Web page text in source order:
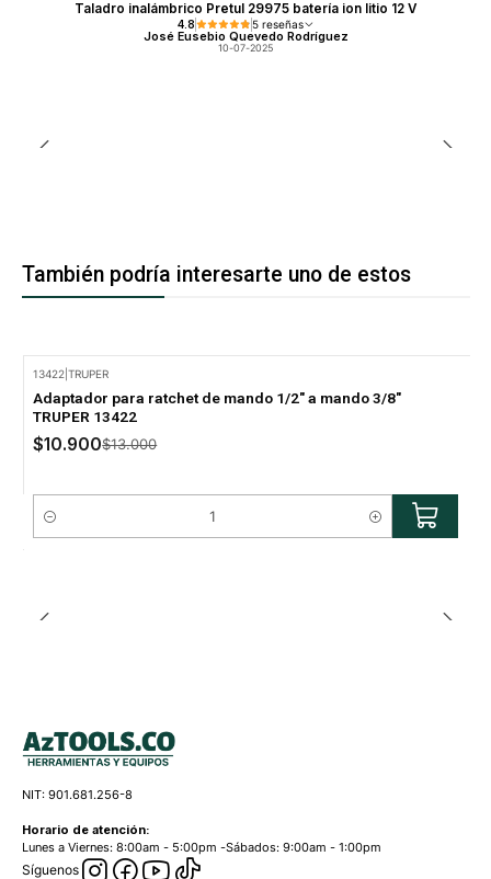
Taladro inalámbrico Pretul 29975 batería ion litio 12 V
4.8 5 reseñas
José Eusebio Quevedo Rodríguez
10-07-2025
También podría interesarte uno de estos
13422 |TRUPER
Adaptador para ratchet de mando 1/2" a mando 3/8"
TRUPER 13422
$10.900$13.000
Cantidad
NIT: 901.681.256-8
Horario de atención:
Lunes a Viernes: 8:00am - 5:00pm -Sábados: 9:00am - 1:00pm
Síguenos